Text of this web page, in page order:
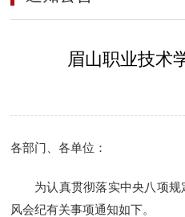
眉山职业技术
各部门、各单位：
为认真贯彻落实中央八项
风会纪有关事项通知如下。